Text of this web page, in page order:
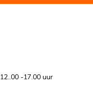
-17.00 uur